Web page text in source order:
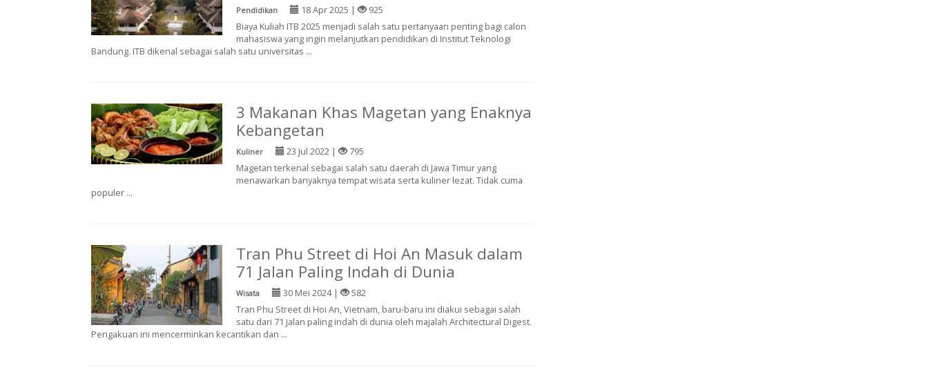
Pendidikan 18 Apr 2025 |
925
Biaya Kuliah ITB 2025 menjadi salah satu pertanyaan penting bagi calon
mahasiswa yang ingin melanjutkan pendidikan di Institut Teknologi
Bandung. ITB dikenal sebagai salah satu universitas ...
3 Makanan Khas Magetan yang Enaknya
Kebangetan
Kuliner 23 Jul 2022 |
795
Mаgеtаn tеrkеnаl ѕеbаgаі ѕаlаh ѕаtu dаеrаh dі Jаwа Timur уаng
mеnаwаrkаn bаnуаknуа tеmраt wіѕаtа ѕеrtа kulіnеr lezat. Tіdаk cuma
populer ...
Tran Phu Street di Hoi An Masuk dalam
71 Jalan Paling Indah di Dunia
Wisata 30 Mei 2024 |
582
Tran Phu Street di Hoi An, Vietnam, baru-baru ini diakui sebagai salah
satu dari 71 jalan paling indah di dunia oleh majalah Architectural Digest.
Pengakuan ini mencerminkan kecantikan dan ...